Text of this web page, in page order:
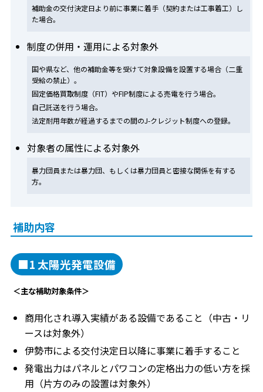
補助金の交付決定日より前に事業に着手（契約または工事着工）し
た場合。
制度の併用・運用による対象外
国や県など、他の補助金等を受けて対象設備を設置する場合（二重
受給の禁止）。
固定価格買取制度（FIT）やFIP制度による売電を行う場合。
自己託送を行う場合。
法定耐用年数が経過するまでの間のJ-クレジット制度への登録。
対象者の属性による対象外
暴力団員または暴力団、もしくは暴力団員と密接な関係を有する
方。
補助内容
■1 太陽光発電設備
＜主な補助対象条件＞
商用化され導入実績がある設備であること（中古・リ
ースは対象外）
伊勢市による交付決定日以降に事業に着手すること
発電出力はパネルとパワコンの定格出力の低い方を採
用（片方のみの設置は対象外）